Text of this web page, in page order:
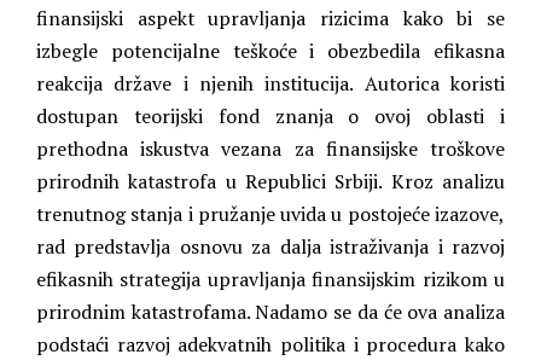
finansijski aspekt upravljanja rizicima kako bi se
izbegle potencijalne teškoće i obezbedila efikasna
reakcija države i njenih institucija. Autorica koristi
dostupan teorijski fond znanja o ovoj oblasti i
prethodna iskustva vezana za finansijske troškove
prirodnih katastrofa u Republici Srbiji. Kroz analizu
trenutnog stanja i pružanje uvida u postojeće izazove,
rad predstavlja osnovu za dalja istraživanja i razvoj
efikasnih strategija upravljanja finansijskim rizikom u
prirodnim katastrofama. Nadamo se da će ova analiza
podstaći razvoj adekvatnih politika i procedura kako